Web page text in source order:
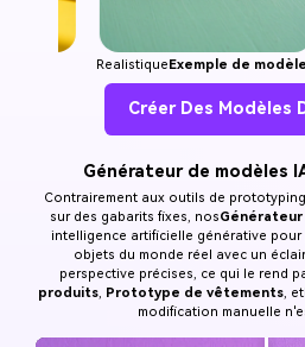
Realistique Exemple de
Créer Des Modèles
Générateur de modèles
Contrairement aux outils de
sur des gabarits fixes, nosGénérateur
intelligence artificielle générative pour
objets du monde réel avec un
perspective précises, ce qui le rend
produits, Prototype de vêtements, et
modification manuelle